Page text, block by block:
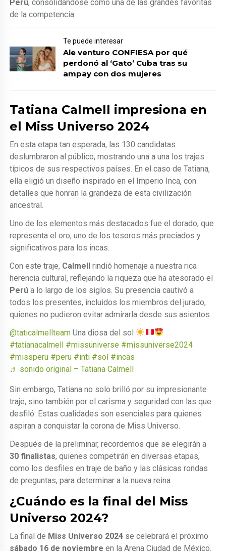
Perú, consolidándose como una de las grandes favoritas
de la competencia.
Te puede interesar
Ale venturo CONFIESA por qué
perdonó al ‘Gato’ Cuba tras su
ampay con dos mujeres
Tatiana Calmell impresiona en
el Miss Universo 2024
En esta etapa tan esperada, las 130 candidatas
deslumbraron al público, mostrando una a una los trajes
típicos de sus respectivos países. En el caso de Tatiana,
ella eligió un diseño inspirado en el Imperio Inca, con
detalles que honran la grandeza de esta civilización
ancestral.
Uno de los elementos más destacados fue el dorado, que
representa el oro, uno de los tesoros más preciados y
significativos para los incas.
Con este traje, Calmell rindió homenaje a nuestra rica
herencia cultural, reflejando la riqueza que ha atesorado el
Perúa lo largo de los siglos. Su presencia cautivó a
todos los presentes, incluidos los miembros del jurado,
quienes no pudieron evitar admirarla desde sus asientos.
@taticalmellteam Una diosa del sol
#tatianacalmell #missuniverse #missuniverse2024
#missperu #peru #inti #sol #incas
♬ sonido original – Tatiana Calmell
Sin embargo, Tatiana no solo brilló por su impresionante
traje, sino también por el carisma y seguridad con las que
desfiló. Estas cualidades son esenciales para quienes
aspiran a conquistar la corona de Miss Universo.
Después de la preliminar, recordemos que se elegirán a
30 finalistas, quienes competirán en diversas etapas,
como los desfiles en traje de baño y las clásicas rondas
de preguntas, para determinar a la nueva reina.
¿Cuándo es la final del Miss
Universo 2024?
La final de Miss Universo 2024 se celebrará el próximo
sábado 16 de noviembreen la Arena Ciudad de México.